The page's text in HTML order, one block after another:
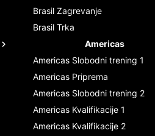
Brasil Zagrevanje
Brasil Trka
Americas
Americas Slobodni trening 1
Americas Priprema
Americas Slobodni trening 2
Americas Kvalifikacije 1
Americas Kvalifikacije 2